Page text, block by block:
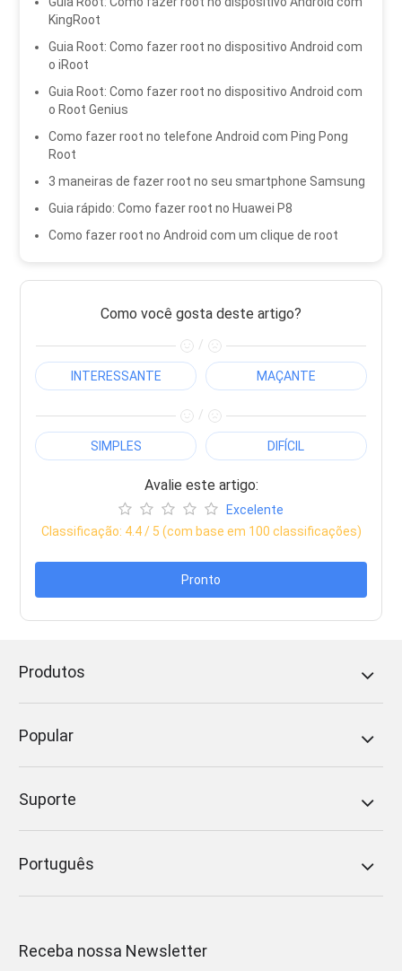
KingRoot
Guia Root: Como fazer root no dispositivo Android com
o iRoot
Guia Root: Como fazer root no dispositivo Android com
o Root Genius
Como fazer root no telefone Android com Ping Pong
Root
3 maneiras de fazer root no seu smartphone Samsung
Guia rápido: Como fazer root no Huawei P8
Como fazer root no Android com um clique de root
Como você gosta deste artigo?
/
INTERESSANTE MAÇANTE
/
SIMPLES DIFÍCIL
Avalie este artigo:
Excelente
Classificação: 4.4/ 5 (com base em 100 classificações)
Pronto
Produtos
Popular
Suporte
Português
Receba nossa Newsletter